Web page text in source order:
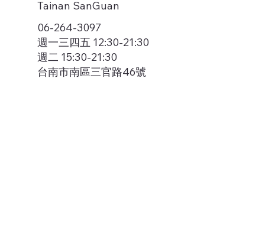
Tainan SanGuan
06-264-3097
週一三四五 12:30-21:30
週二 15:30-21:30
台南市南區三官路46號